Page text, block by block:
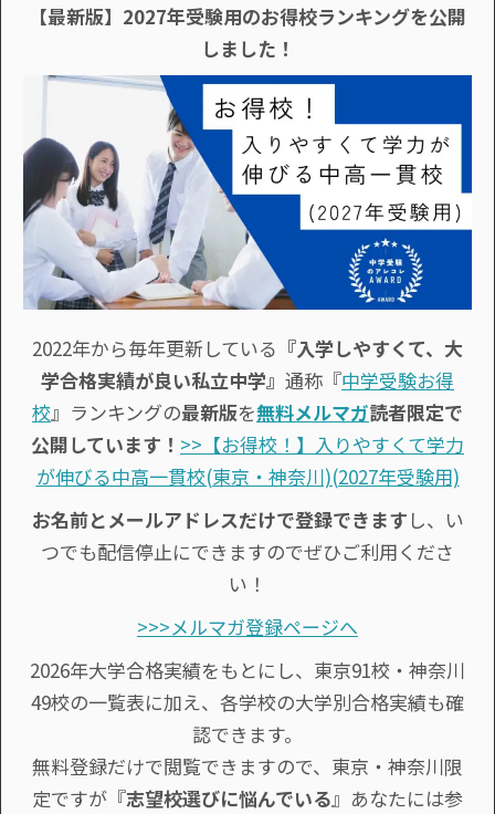
【最新版】2027年受験用のお得校ランキングを公開
しました！
2022年から毎年更新している 『入学しやすくて、大
学合格実績が良い私立中学』 通称『中学受験お得
校』ランキングの最新版を無料メルマガ読者限定で
公開しています！ >>【お得校！】入りやすくて学力
が伸びる中高一貫校(東京・神奈川)(2027年受験用)
お名前とメールアドレスだけで登録できます し、い
つでも配信停止にできますのでぜひご利用くださ
い！
>>>メルマガ登録ページへ
2026年大学合格実績をもとにし、東京91校・神奈川
49校の一覧表に加え、各学校の大学別合格実績も確
認できます。
無料登録だけで閲覧できますので、東京・神奈川限
定ですが『志望校選びに悩んでいる』あなたには参